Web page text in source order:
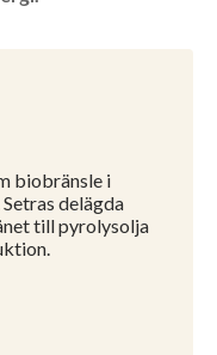
biobränsle i
delägda
till pyrolysolja